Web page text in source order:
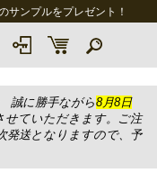
サンプルをプレゼント！
誠に勝手ながら8月8日
せていただきます。ご注
発送となりますので、予